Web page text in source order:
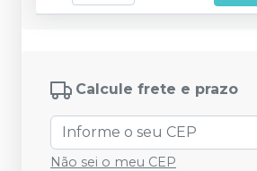
Calcule frete e prazo
Não sei o meu CEP